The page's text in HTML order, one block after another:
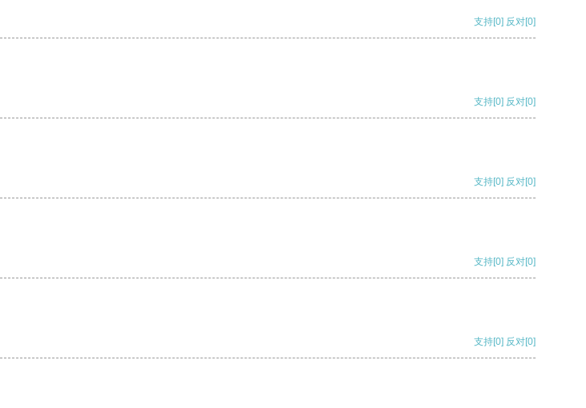
支持[0] 反对[0]
支持[0] 反对[0]
支持[0] 反对[0]
支持[0] 反对[0]
支持[0] 反对[0]